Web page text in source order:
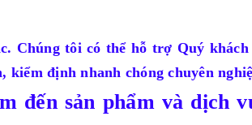
Chúng tôi có thể hỗ trợ Quý
kiểm định nhanh chóng chuyên
đến sản phẩm và dịch